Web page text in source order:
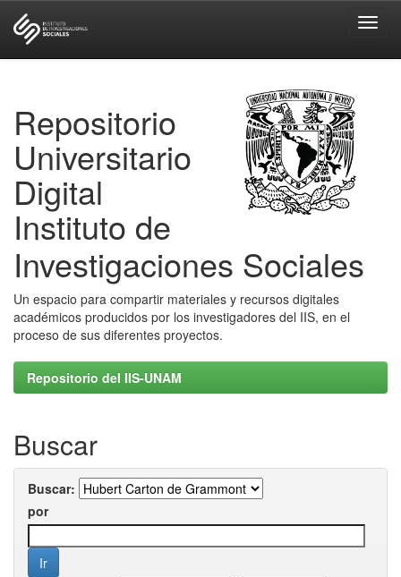
Repositorio
Universitario
Digital
Instituto de
Investigaciones Sociales
Un espacio para compartir materiales y recursos digitales
académicos producidos por los investigadores del IIS, en el
proceso de sus diferentes proyectos.
Repositorio del IIS-UNAM
Buscar
Buscar:
por